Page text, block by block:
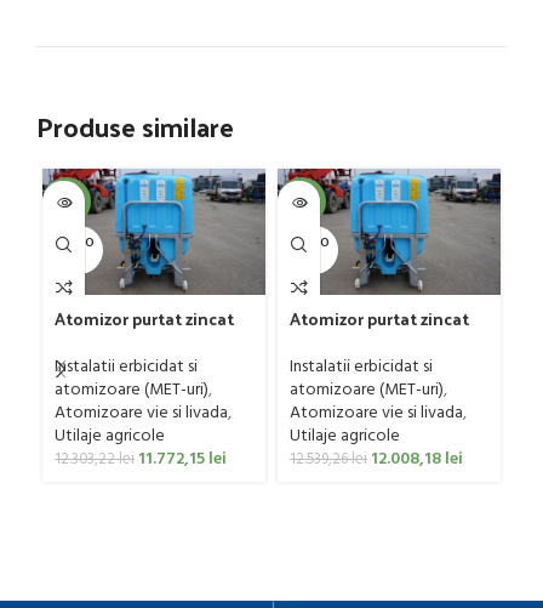
Produse similare
-4%
SOLD O
UT
Atomizor purtat zincat
Bufer, model Ronda,
300 litri
Instalatii erbicidat si
atomizoare (MET-uri),
Atomizoare vie si livada,
Utilaje agricole
12.303,22lei 11.772,15lei
-4%
SOLD O
UT
Atomizor purtat zincat
Bufer, model Ronda,
400 litri
Instalatii erbicidat si
atomizoare (MET-uri),
Atomizoare vie si livada,
Utilaje agricole
12.539,26lei 12.008,18lei